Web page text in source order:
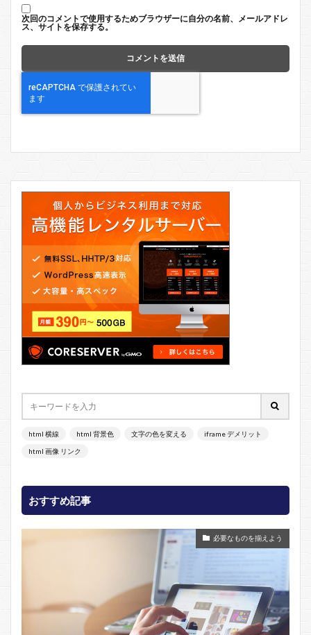
次回のコメントで使用するためブラウザーに自分の名前、メールアドレ
ス、サイトを保存する。
html 横線 html 背景色 文字の色を変える iframe デメリット
html 画像 リンク
おすすめ記事
必要なものを揃えよう